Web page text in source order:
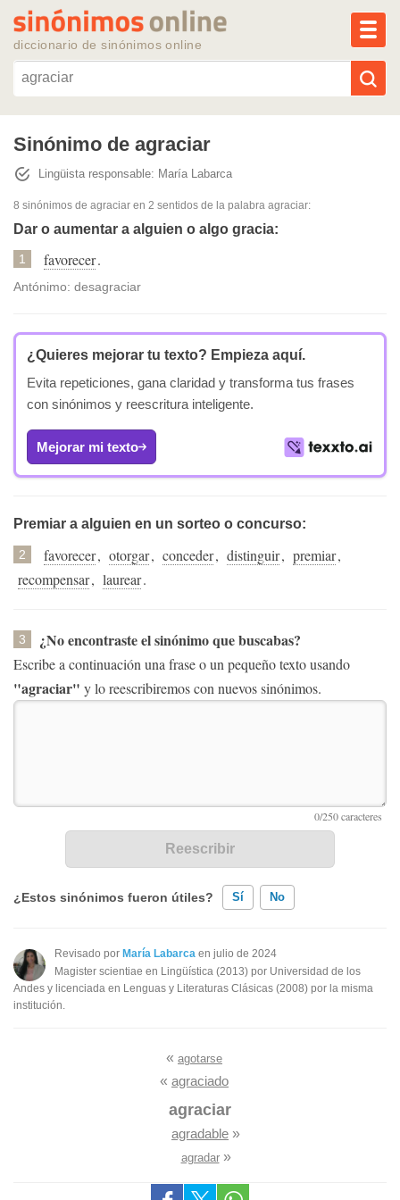
diccionario de sinónimos online
Reescribir texto con IA
Sinónimos populares
Temas populares
Sinónimo de agraciar
Lingüista responsable: María Labarca
8 sinónimos de agraciar en 2 sentidos de la palabra agraciar:
Dar o aumentar a alguien o algo gracia:
1 favorecer.
Antónimo: desagraciar
¿Quieres mejorar tu texto? Empieza aquí.
Evita repeticiones, gana claridad y transforma tus frases
con sinónimos y reescritura inteligente.
Mejorar mi texto
Premiar a alguien en un sorteo o concurso:
2 favorecer, otorgar, conceder, distinguir, premiar,
recompensar, laurear.
3 ¿No encontraste el sinónimo que buscabas?
Escribe a continuación una frase o un pequeño texto usando
"agraciar" y lo reescribiremos con nuevos sinónimos.
¿Estos sinónimos fueron útiles? Sí No
Existen sinónimos incorrectos
Ninguno de los sinónimos presentados me ayudó
Revisado por María Labarca en julio de 2024
Magister scientiae en Lingüística (2013) por Universidad de los
Andes y licenciada en Lenguas y Literaturas Clásicas (2008) por la misma
institución.
« agotarse
« agraciado
agraciar
agradable »
agradar»